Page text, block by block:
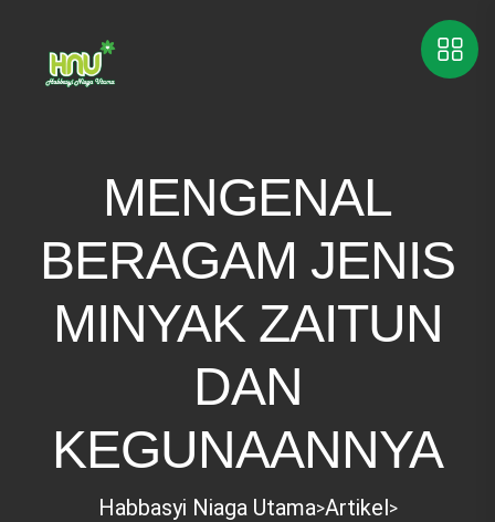
MENGENAL
BERAGAM JENIS
MINYAK ZAITUN
DAN
KEGUNAANNYA
Habbasyi Niaga Utama>Artikel>